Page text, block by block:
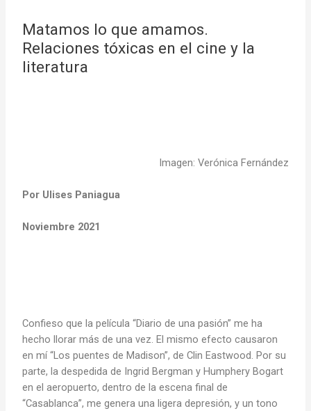
Matamos lo que amamos.
Relaciones tóxicas en el cine y la
literatura
Imagen: Verónica Fernández
Por Ulises Paniagua
Noviembre 2021
Confieso que la película “Diario de una pasión” me ha
hecho llorar más de una vez. El mismo efecto causaron
en mí “Los puentes de Madison”, de Clin Eastwood. Por su
parte, la despedida de Ingrid Bergman y Humphery Bogart
en el aeropuerto, dentro de la escena final de
“Casablanca”, me genera una ligera depresión, y un tono